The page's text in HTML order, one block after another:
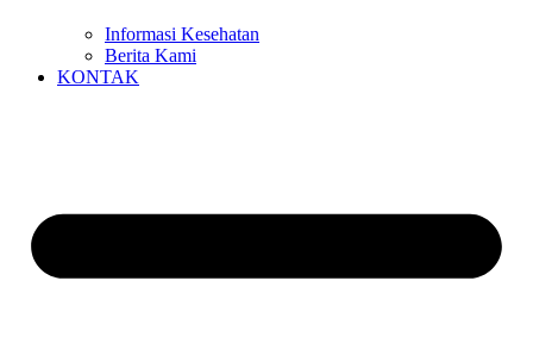
Informasi Kesehatan
Berita Kami
KONTAK